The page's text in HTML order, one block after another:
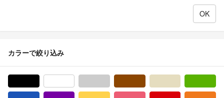
カラーで絞り込み